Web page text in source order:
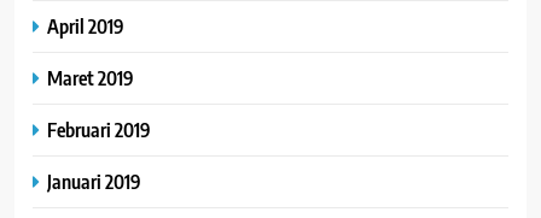
April 2019
Maret 2019
Februari 2019
Januari 2019